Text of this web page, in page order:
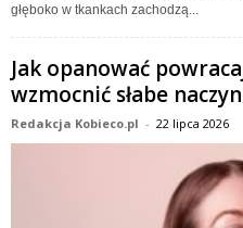
głęboko w tkankach zachodzą...
Jak opanować
wzmocnić słabe
Redakcja Kobieco.pl - 22 lipca 2026